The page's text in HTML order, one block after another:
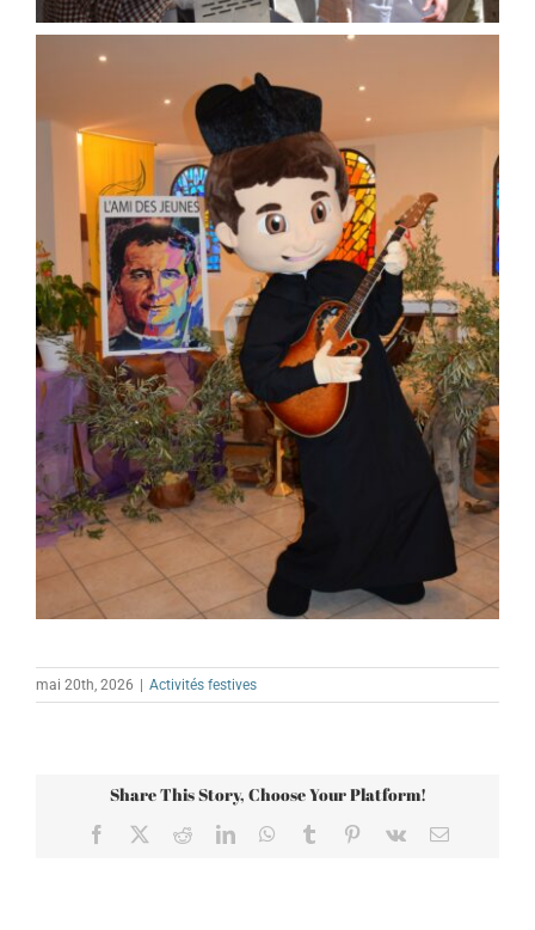
mai 20th, 2026 | Activités festives
Share This Story, Choose Your Platform!
Facebook RedditLinkedInWhatsApp
Tumblr Pinterest
Vk Email